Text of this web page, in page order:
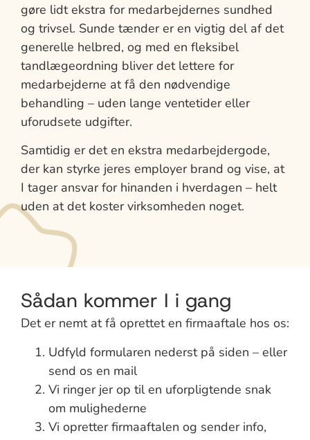
gøre lidt ekstra for medarbejdernes sundhed
og trivsel. Sunde tænder er en vigtig del af det
generelle helbred, og med en fleksibel
tandlægeordning bliver det lettere for
medarbejderne at få den nødvendige
behandling – uden lange ventetider eller
uforudsete udgifter.
Samtidig er det en ekstra medarbejdergode,
der kan styrke jeres employer brand og vise, at
I tager ansvar for hinanden i hverdagen – helt
uden at det koster virksomheden noget.
Sådan kommer I i gang
Det er nemt at få oprettet en firmaaftale hos os:
Udfyld formularen nederst på siden – eller
send os en mail
Vi ringer jer op til en uforpligtende snak
om mulighederne
Vi opretter firmaaftalen og sender info,